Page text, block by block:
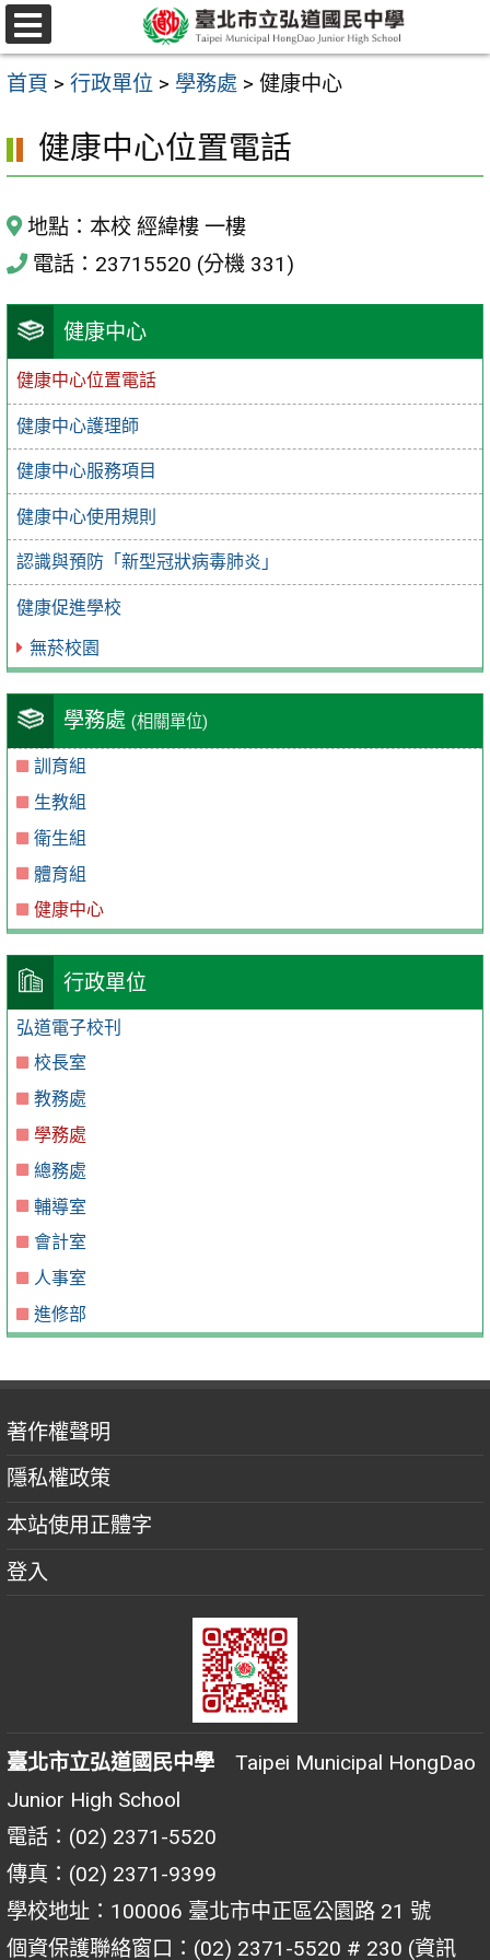
跳
至
主
內
區
選
單
首頁 > 行政單位 > 學務處 > 健康中心
健康中心
健康中心位置電話
健康中心護理師
健康中心服務項目
健康中心使用規則
認識與預防「新型冠狀病毒肺炎」
健康促進學校
無菸校園
學務處 (相關單位)
訓育組
生教組
衛生組
體育組
健康中心
行政單位
弘道電子校刊
校長室
教務處
學務處
總務處
輔導室
會計室
人事室
進修部
健康中心位置電話
地點：本校 經緯樓 一樓
電話：23715520 (分機 331)
著作權聲明
隱私權政策
本站使用正體字
登入
臺北市立弘道國民中學 Taipei Municipal HongDao
Junior High School
電話：(02) 2371-5520
傳真：(02) 2371-9399
學校地址：100006 臺北市中正區公園路 21 號
個資保護聯絡窗口：(02) 2371-5520 # 230 (資訊